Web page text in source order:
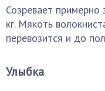
Созревает
кг. Мякоть
перевозится и до
Улыбка